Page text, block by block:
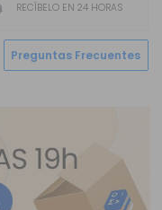
RECÍBELO EN 24 HORAS
Preguntas Frecuentes